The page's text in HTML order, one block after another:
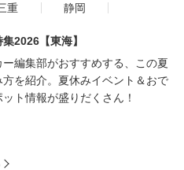
重 静岡
2026【東海】
ー編集部がおすすめする、この夏
方を紹介。夏休みイベント＆おで
ト情報が盛りだくさん！